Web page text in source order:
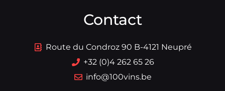
Contact
Route du Condroz 90 B-4121 Neupré
+32 (0)4 262 65 26
info@100vins.be